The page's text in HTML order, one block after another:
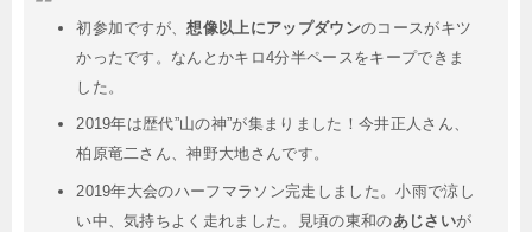
初参加ですが、想像以上にアップダウンのコースがキツ
かったです。なんとかキロ4分半ペースをキープできま
した。
2019年は歴代”山の神”が集まりました！今井正人さん、
柏原竜二さん、神野大地さんです。
2019年大会のハーフマラソン完走しました。小雨で涼し
い中、気持ちよく走れました。見頃の東和のあじさいが